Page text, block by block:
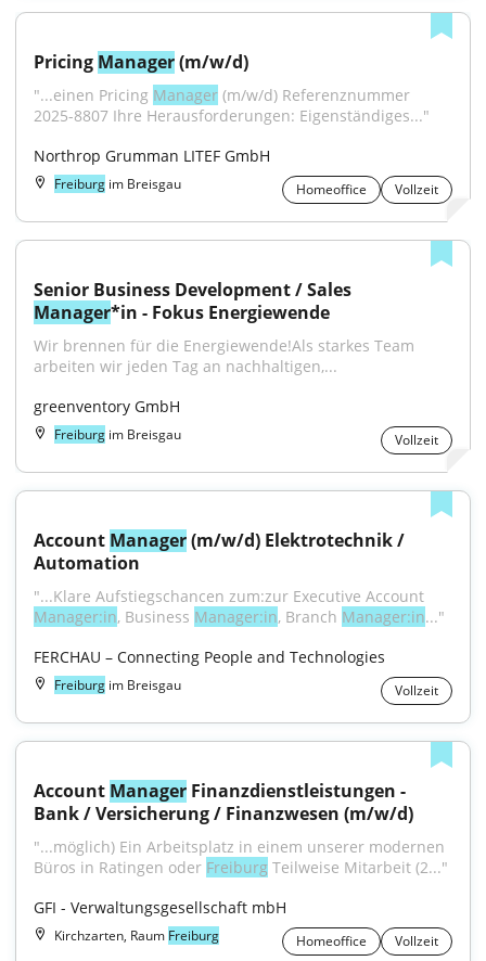
Pricing Manager (m/w/d)
"...einen Pricing Manager (m/w/d) Referenznummer
2025-8807 Ihre Herausforderungen: Eigenständiges..."
Northrop Grumman LITEF GmbH
Freiburg im Breisgau Homeoffice Vollzeit
Manager*in - Fokus Energiewende
Wir brennen für die Energiewende!Als starkes Team
arbeiten wir jeden Tag an nachhaltigen,...
greenventory GmbH
Freiburg im Breisgau Vollzeit
Account Manager (m/w/d) Elektrotechnik /
Automation
Manager:in, Business Manager:in, Branch Manager:in..."
FERCHAU – Connecting People and Technologies
Freiburg im Breisgau Vollzeit
Account Manager Finanzdienstleistungen -
Bank / Versicherung / Finanzwesen (m/w/d)
"...möglich) Ein Arbeitsplatz in einem unserer modernen
Büros in Ratingen oder Freiburg Teilweise Mitarbeit (2..."
GFI - Verwaltungsgesellschaft mbH
Kirchzarten, Raum Freiburg Homeoffice Vollzeit